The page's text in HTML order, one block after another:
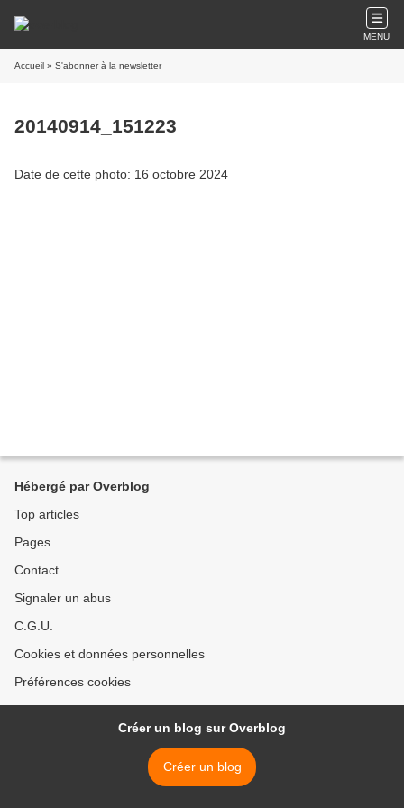
MENU
Accueil » S'abonner à la newsletter
20140914_151223
Date de cette photo: 16 octobre 2024
Hébergé par Overblog
Top articles
Pages
Contact
Signaler un abus
C.G.U.
Cookies et données personnelles
Préférences cookies
Créer un blog sur Overblog
Créer un blog